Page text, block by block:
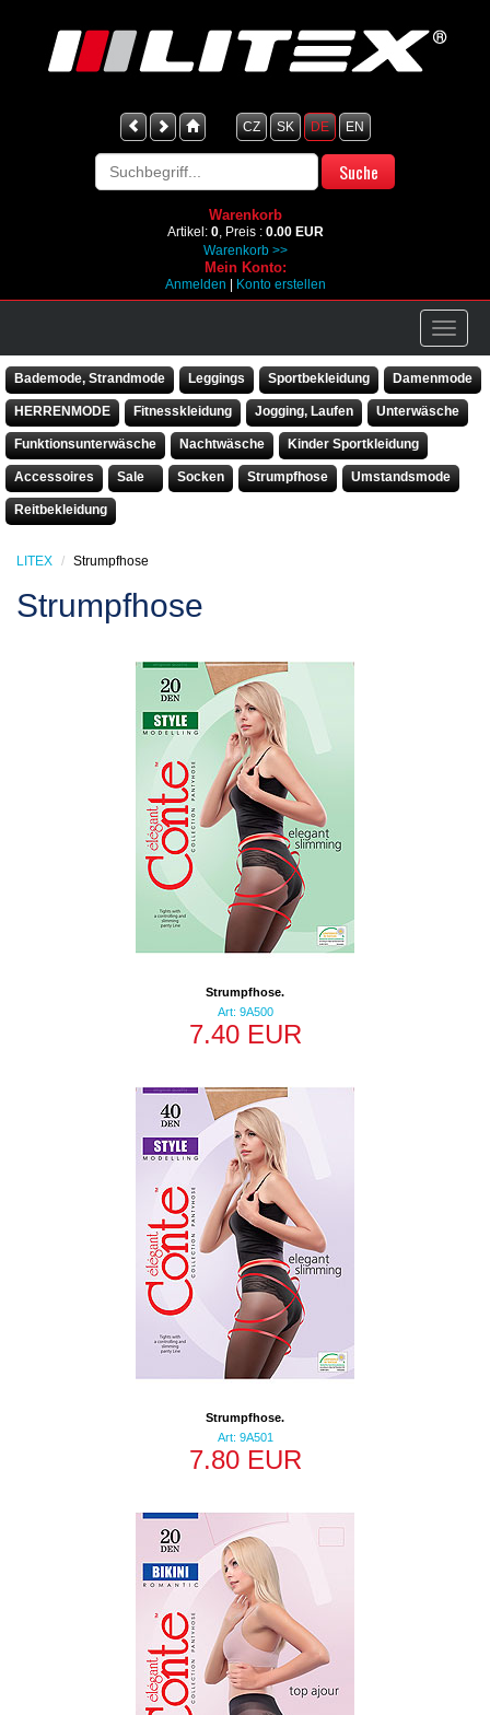
CZ SK DE EN
Warenkorb
Artikel: 0, Preis : 0.00 EUR
Warenkorb >>
Mein Konto:
Anmelden Konto erstellen
Bademode, Strandmode Leggings Sportbekleidung Damenmode
HERRENMODE Fitnesskleidung Jogging, Laufen Unterwäsche
Funktionsunterwäsche Nachtwäsche Kinder Sportkleidung
Accessoires Sale Socken Strumpfhose Umstandsmode
Reitbekleidung
LITEX Strumpfhose
Strumpfhose
Strumpfhose.
Art: 9A500
7.40 EUR
Strumpfhose.
Art: 9A501
7.80 EUR